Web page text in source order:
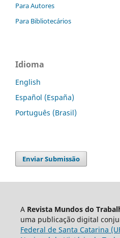
Para Autores
Para Bibliotecários
Idioma
English
Español (España)
Português (Brasil)
Enviar Submissão
A Revista Mundos do
uma publicação digital
Federal de Santa Catarina